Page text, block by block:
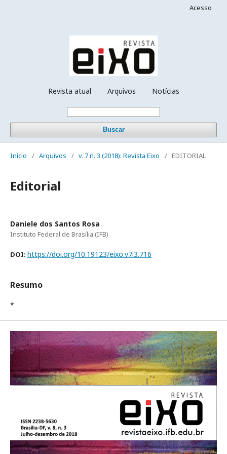
Revista atual Arquivos Notícias
Buscar
Acesso
Início / Arquivos / v. 7 n. 3 (2018): Revista Eixo / EDITORIAL
Editorial
Daniele dos Santos Rosa
Instituto Federal de Brasília (IFB)
DOI: https://doi.org/10.19123/eixo.v7i3.716
Resumo
*